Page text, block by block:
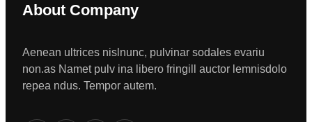
About Company
Aenean ultrices nislnunc, pulvinar sodales evariu
non.as Namet pulv ina libero fringill auctor lemnisdolo
repea ndus. Tempor autem.